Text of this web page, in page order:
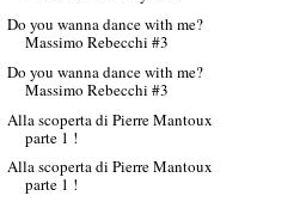
Do you wanna dance with me?
Massimo Rebecchi #3
Do you wanna dance with me?
Massimo Rebecchi #3
Alla scoperta di Pierre Mantoux
parte 1 !
Alla scoperta di Pierre Mantoux
parte 1 !